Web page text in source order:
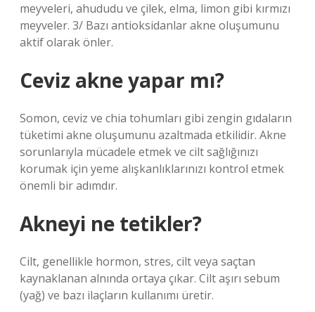
meyveleri, ahududu ve çilek, elma, limon gibi kırmızı
meyveler. 3/ Bazı antioksidanlar akne oluşumunu
aktif olarak önler.
Ceviz akne yapar mı?
Somon, ceviz ve chia tohumları gibi zengin gıdaların
tüketimi akne oluşumunu azaltmada etkilidir. Akne
sorunlarıyla mücadele etmek ve cilt sağlığınızı
korumak için yeme alışkanlıklarınızı kontrol etmek
önemli bir adımdır.
Akneyi ne tetikler?
Cilt, genellikle hormon, stres, cilt veya saçtan
kaynaklanan alnında ortaya çıkar. Cilt aşırı sebum
(yağ) ve bazı ilaçların kullanımı üretir.